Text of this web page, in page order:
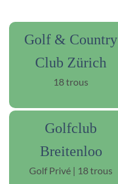
Golf & Country
Club Zürich
18 trous
Golfclub
Breitenloo
Golf Privé | 18 trous